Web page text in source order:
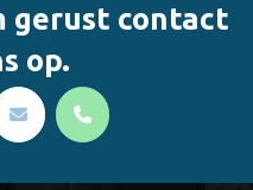
gerust contact
op.